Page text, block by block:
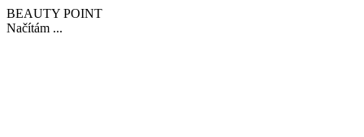
BEAUTY POINT
Načítám ...